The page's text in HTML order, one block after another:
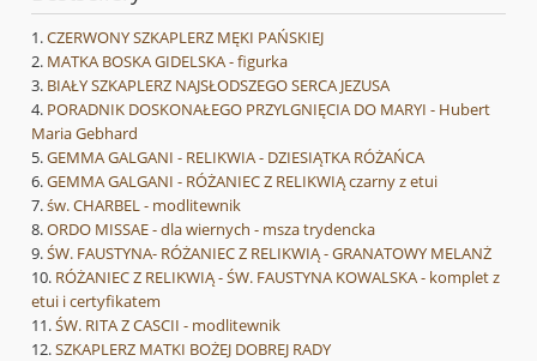
CZERWONY SZKAPLERZ MĘKI PAŃSKIEJ
MATKA BOSKA GIDELSKA - figurka
BIAŁY SZKAPLERZ NAJSŁODSZEGO SERCA JEZUSA
PORADNIK DOSKONAŁEGO PRZYLGNIĘCIA DO MARYI - Hubert
Maria Gebhard
GEMMA GALGANI - RELIKWIA - DZIESIĄTKA RÓŻAŃCA
GEMMA GALGANI - RÓŻANIEC Z RELIKWIĄ czarny z etui
św. CHARBEL - modlitewnik
ORDO MISSAE - dla wiernych - msza trydencka
ŚW. FAUSTYNA- RÓŻANIEC Z RELIKWIĄ - GRANATOWY MELANŻ
RÓŻANIEC Z RELIKWIĄ - ŚW. FAUSTYNA KOWALSKA - komplet z
etui i certyfikatem
ŚW. RITA Z CASCII - modlitewnik
SZKAPLERZ MATKI BOŻEJ DOBREJ RADY